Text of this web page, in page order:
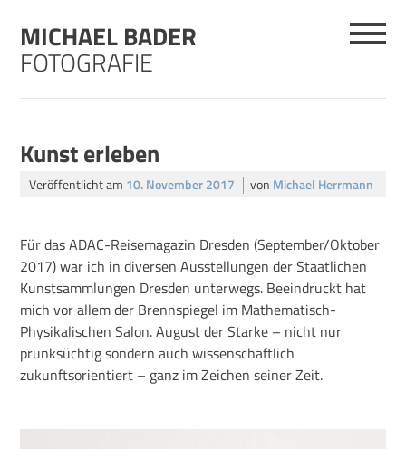
contentMICHAEL BADER
FOTOGRAFIE
Kunst erleben
Veröffentlicht am 10. November 2017 von Michael Herrmann
Für das ADAC-Reisemagazin Dresden (September/Oktober
2017) war ich in diversen Ausstellungen der Staatlichen
Kunstsammlungen Dresden unterwegs. Beeindruckt hat
mich vor allem der Brennspiegel im Mathematisch-
Physikalischen Salon. August der Starke – nicht nur
prunksüchtig sondern auch wissenschaftlich
zukunftsorientiert – ganz im Zeichen seiner Zeit.